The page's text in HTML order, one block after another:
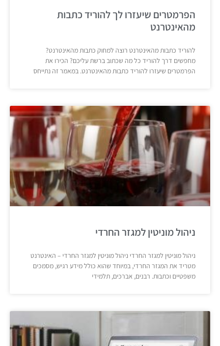
הפרמטרים שיעזרו לך להוריד כתבות
מהאינטרנט
להוריד כתבות מהאינטרנט רוצה למחוק כתבות מהאינטרנט?
מחפשים דרך להוריד כל מה שכתוב ברשת עליכם? הכירו את
הפרמטרים שיעזרו להוריד כתבות מהאינטרנט. במאמר זה נתייחס
ניהול מוניטין למגזר החרדי
ניהול מוניטין למגזר החרדי ניהול מוניטין למגזר החרדי – האינטרנט
מטריד את המגזר החרדי, במיוחד שהוא כולל מידע רגיש, מסמכים
משפטיים וכתבות. רבנים, אברכים, תלמידי